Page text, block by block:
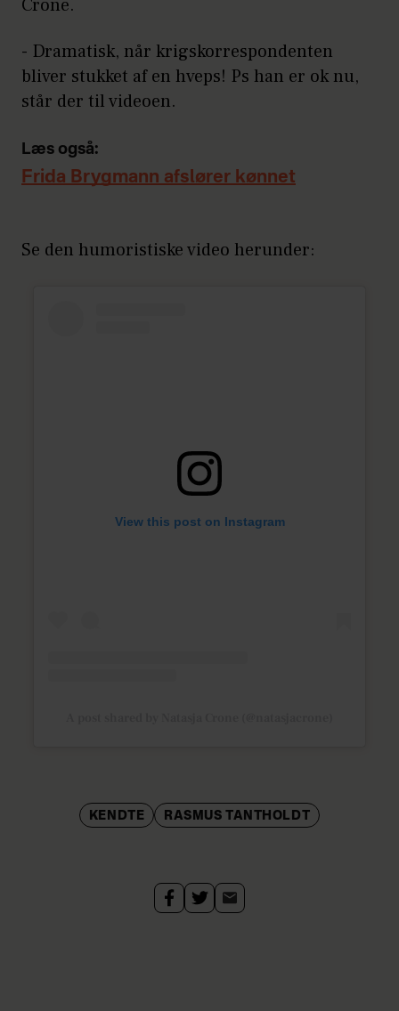
Crone.
- Dramatisk, når krigskorrespondenten
bliver stukket af en hveps! Ps han er ok nu,
står der til videoen.
Læs også:
Frida Brygmann afslører kønnet
Se den humoristiske video herunder:
View this post on Instagram
KENDTE RASMUS TANTHOLDT